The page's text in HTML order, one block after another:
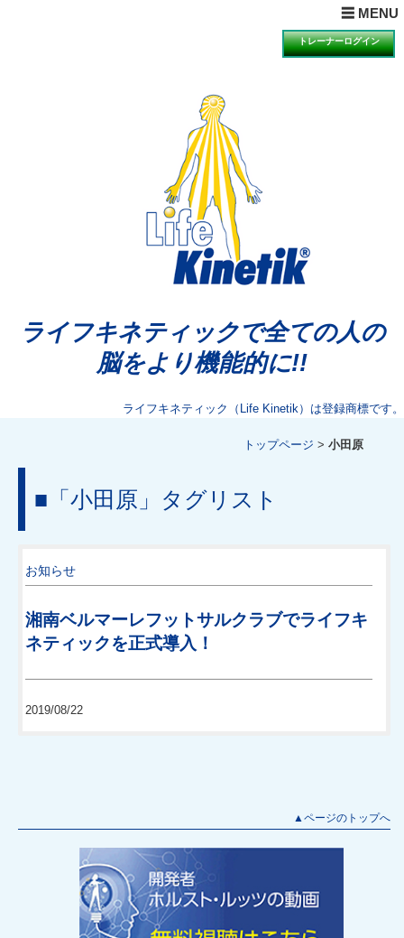
トレーナーログイン
ライフキネティックで全ての人の
脳をより機能的に!!
ライフキネティック（Life Kinetik）は登録商標です。
☰ MENU
× MENUを閉じる
理論とは
ライフキネティックQ&A
期待できる効果
科学的検証の一例
講習会の受講について
講習会のお知らせと申込
動画視聴による説明・体験のお知らせと申込
体験会のお知らせと申込
公認トレーナー紹介
ライセンス再取得希望者へ
トップページ > 小田原
■ 「小田原」タグリスト
お知らせ
湘南ベルマーレフットサルクラブでライフキ
ネティックを正式導入！
2019/08/22
▲ページのトップへ